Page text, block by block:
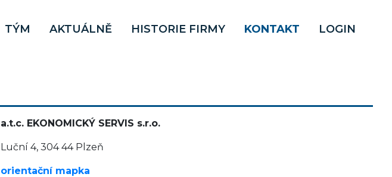
TÝM AKTUÁLNĚ HISTORIE FIRMY KONTAKT LOGIN
a.t.c. EKONOMICKÝ SERVIS s.r.o.
Luční 4, 304 44 Plzeň
orientační mapka